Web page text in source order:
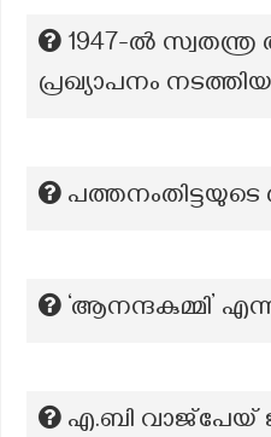
1947-ല്‍ സ്വതന്ത്ര
പ്രഖ്യാപനം
‘ആനന്ദകുമ്മി’
എ.ബി വാജ്‌പേയ്